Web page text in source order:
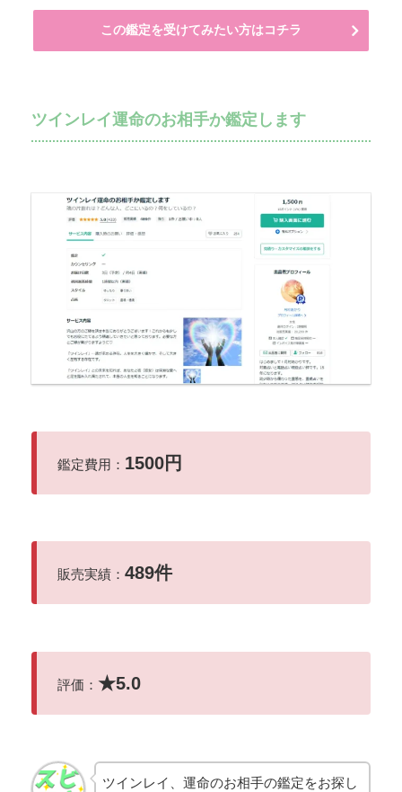
この鑑定を受けてみたい方はコチラ
ツインレイ運命のお相手か鑑定します
鑑定費用： 1500円
販売実績： 489件
評価： ★5.0
ツインレイ、運命のお相手の鑑定をお探し